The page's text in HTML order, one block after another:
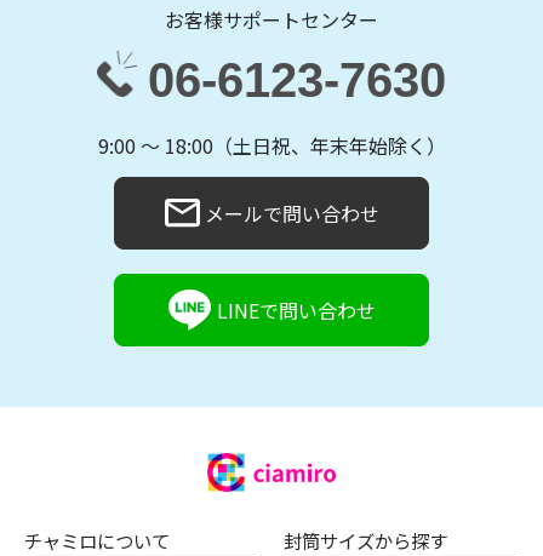
お客様サポートセンター
06-6123-7630
9:00 〜 18:00（土日祝、年末年始除く）
メールで問い合わせ
LINEで問い合わせ
チャミロについて 封筒サイズから探す